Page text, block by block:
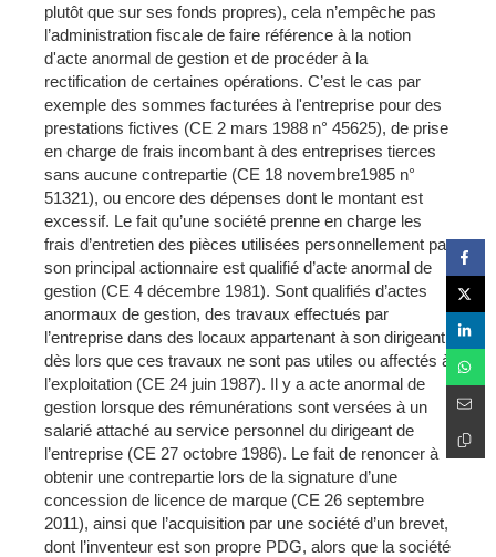
plutôt que sur ses fonds propres), cela n’empêche pas
l’administration fiscale de faire référence à la notion
d'acte anormal de gestion et de procéder à la
rectification de certaines opérations. C’est le cas par
exemple des sommes facturées à l'entreprise pour des
prestations fictives (CE 2 mars 1988 n° 45625), de prise
en charge de frais incombant à des entreprises tierces
sans aucune contrepartie (CE 18 novembre1985 n°
51321), ou encore des dépenses dont le montant est
excessif. Le fait qu’une société prenne en charge les
frais d’entretien des pièces utilisées personnellement par
son principal actionnaire est qualifié d’acte anormal de
gestion (CE 4 décembre 1981). Sont qualifiés d’actes
anormaux de gestion, des travaux effectués par
l’entreprise dans des locaux appartenant à son dirigeant,
dès lors que ces travaux ne sont pas utiles ou affectés à
l’exploitation (CE 24 juin 1987). Il y a acte anormal de
gestion lorsque des rémunérations sont versées à un
salarié attaché au service personnel du dirigeant de
l’entreprise (CE 27 octobre 1986). Le fait de renoncer à
obtenir une contrepartie lors de la signature d’une
concession de licence de marque (CE 26 septembre
2011), ainsi que l’acquisition par une société d’un brevet,
dont l’inventeur est son propre PDG, alors que la société